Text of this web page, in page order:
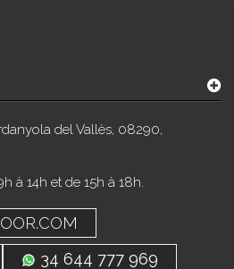
del Vallès, 08290,
à 14h et de 15h à 18h.
34 644 777 969